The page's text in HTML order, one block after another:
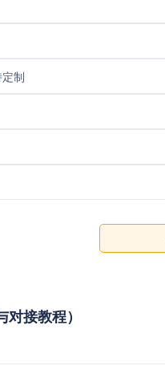
制
接教程）